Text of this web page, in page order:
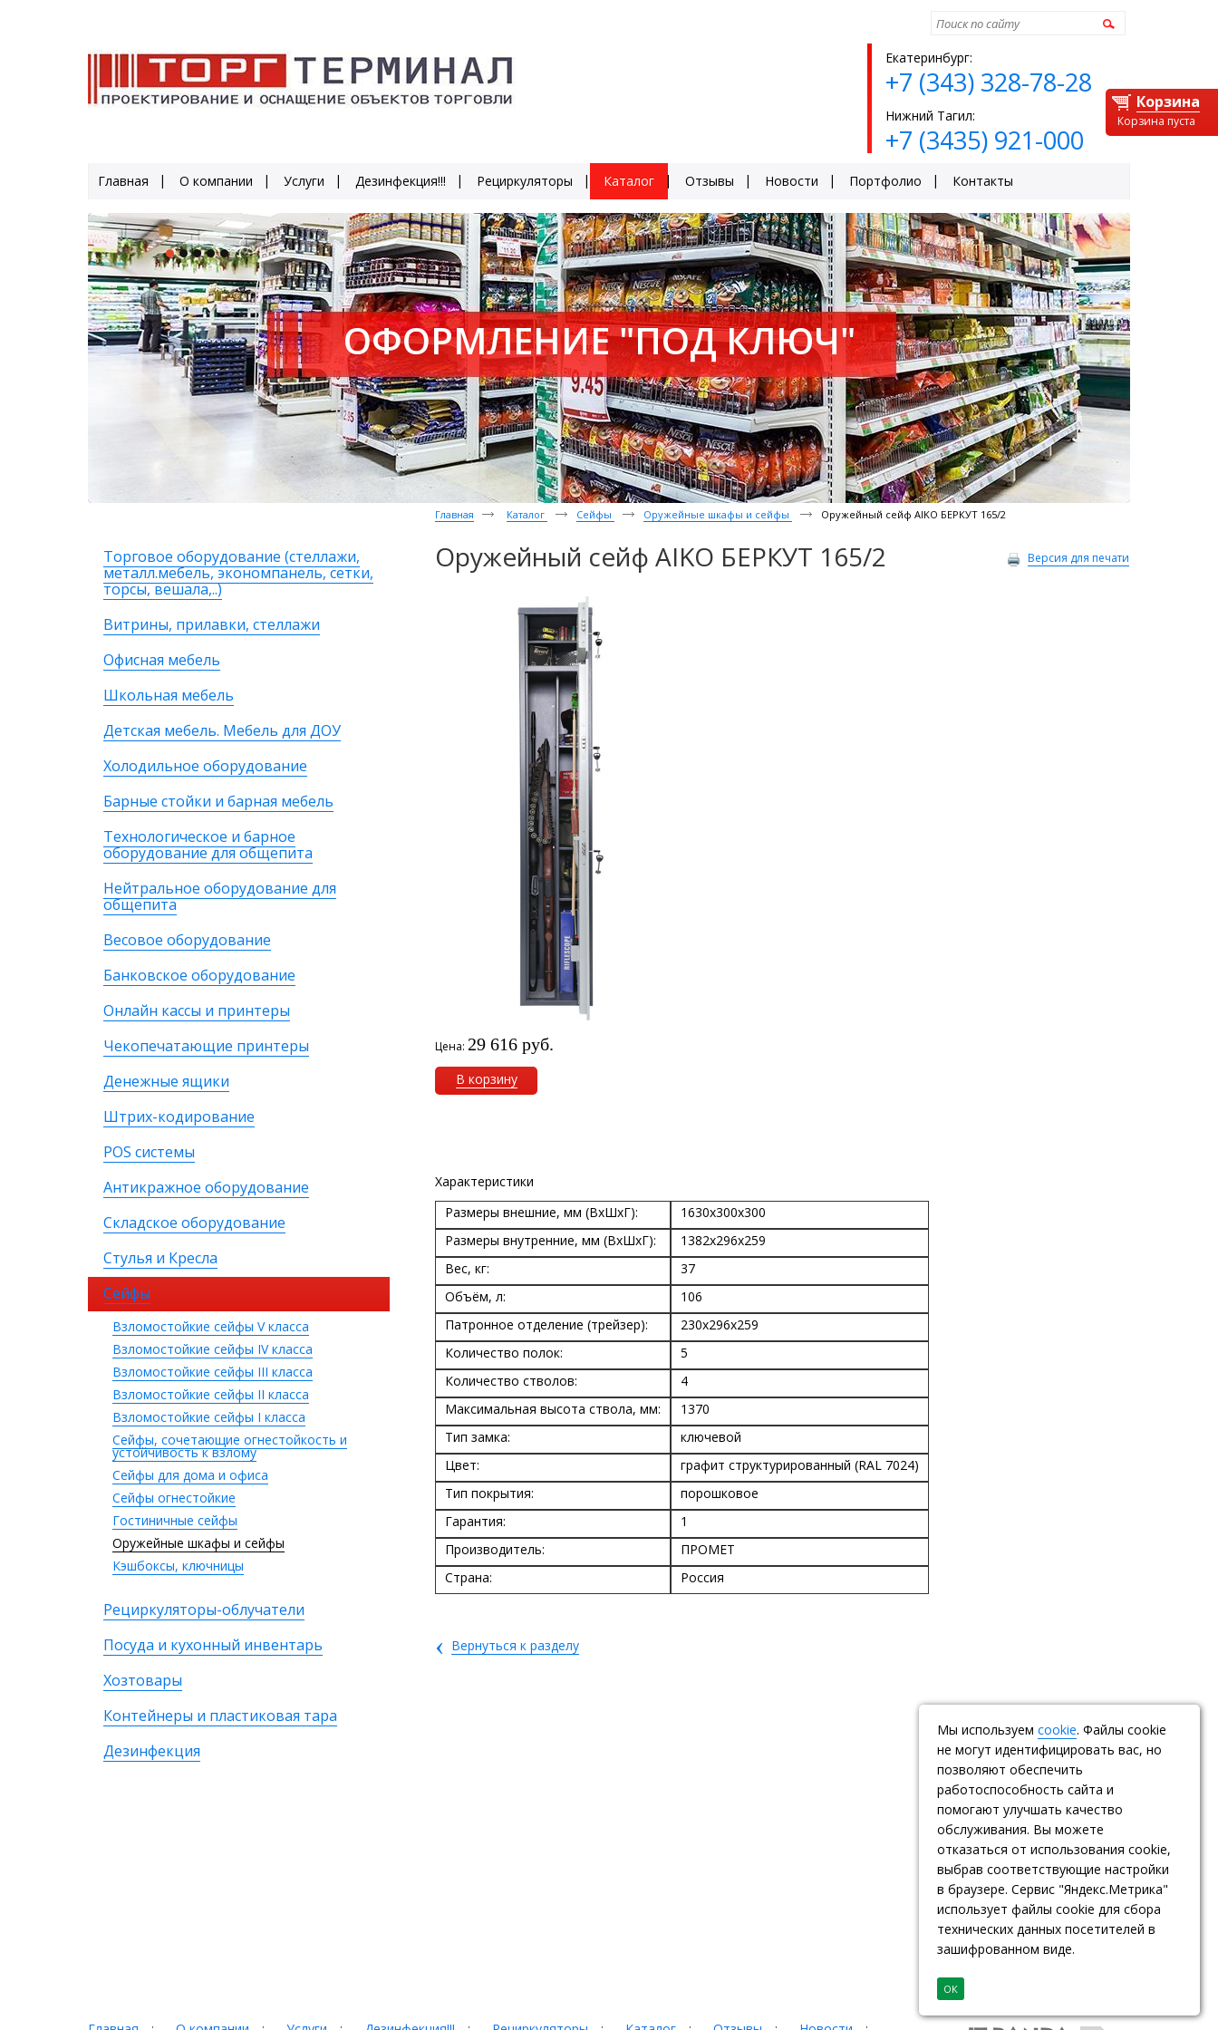
Екатеринбург:
+7 (343) 328-78-28
Нижний Тагил:
+7 (3435) 921-000
Главная О компании Услуги Дезинфекция!!! Рециркуляторы Каталог Отзывы Новости Портфолио Контакты
Корзина
Корзина пуста
ОФОРМЛЕНИЕ "ПОД КЛЮЧ"
Торговое оборудование (стеллажи,
металл.мебель, экономпанель, сетки,
торсы, вешала,..)
Витрины, прилавки, стеллажи
Офисная мебель
Школьная мебель
Детская мебель. Мебель для ДОУ
Холодильное оборудование
Барные стойки и барная мебель
Технологическое и барное
оборудование для общепита
Нейтральное оборудование для
общепита
Весовое оборудование
Банковское оборудование
Онлайн кассы и принтеры
Чекопечатающие принтеры
Денежные ящики
Штрих-кодирование
POS системы
Антикражное оборудование
Складское оборудование
Стулья и Кресла
Сейфы
Взломостойкие сейфы V класса
Взломостойкие сейфы IV класса
Взломостойкие сейфы III класса
Взломостойкие сейфы II класса
Взломостойкие сейфы I класса
Сейфы, сочетающие огнестойкость и
устойчивость к взлому
Сейфы для дома и офиса
Сейфы огнестойкие
Гостиничные сейфы
Оружейные шкафы и сейфы
Кэшбоксы, ключницы
Рециркуляторы-облучатели
Посуда и кухонный инвентарь
Хозтовары
Контейнеры и пластиковая тара
Дезинфекция
Главная Каталог Сейфы Оружейные шкафы и сейфы Оружейный сейф AIKO БЕРКУТ 165/2
Оружейный сейф AIKO БЕРКУТ 165/2 Версия для печати
Цена:29 616 руб.
В корзину
Характеристики
Размеры внешние, мм (ВхШхГ):
1630x300x300
Размеры внутренние, мм (ВхШхГ):
1382x296x259
Вес, кг:
37
Объём, л:
106
Патронное отделение (трейзер):
230x296x259
Количество полок:
5
Количество стволов:
4
Максимальная высота ствола, мм:
1370
Тип замка:
ключевой
Цвет:
графит структурированный (RAL 7024)
Тип покрытия:
порошковое
Гарантия:
1
Производитель:
ПРОМЕТ
Страна:
Россия
‹ Вернуться к разделу
Мы используем cookie. Файлы cookie
не могут идентифицировать вас, но
позволяют обеспечить
работоспособность сайта и
помогают улучшать качество
обслуживания. Вы можете
отказаться от использования cookie,
выбрав соответствующие настройки
в браузере. Сервис "Яндекс.Метрика"
использует файлы cookie для сбора
технических данных посетителей в
зашифрованном виде.
ОК